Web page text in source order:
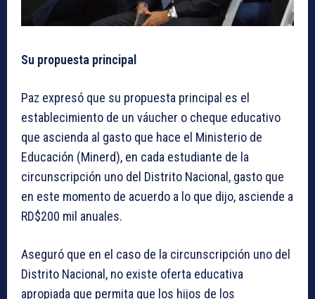
Su propuesta principal
Paz expresó que su propuesta principal es el
establecimiento de un váucher o cheque educativo
que ascienda al gasto que hace el Ministerio de
Educación (Minerd), en cada estudiante de la
circunscripción uno del Distrito Nacional, gasto que
en este momento de acuerdo a lo que dijo, asciende a
RD$200 mil anuales.
Aseguró que en el caso de la circunscripción uno del
Distrito Nacional, no existe oferta educativa
apropiada que permita que los hijos de los